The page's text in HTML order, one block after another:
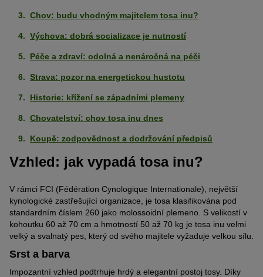
Chov: budu vhodným majitelem tosa inu?
Výchova: dobrá socializace je nutností
Péče a zdraví: odolná a nenáročná na péči
Strava: pozor na energetickou hustotu
Historie: křížení se západními plemeny
Chovatelství: chov tosa inu dnes
Koupě: zodpovědnost a dodržování předpisů
Vzhled: jak vypadá tosa inu?
V rámci FCI (Fédération Cynologique Internationale), největší
kynologické zastřešující organizace, je tosa klasifikována pod
standardním číslem 260 jako molossoidní plemeno. S velikostí v
kohoutku 60 až 70 cm a hmotností 50 až 70 kg je tosa inu velmi
velký a svalnatý pes, který od svého majitele vyžaduje velkou sílu.
Srst a barva
Impozantní vzhled podtrhuje hrdý a elegantní postoj tosy. Díky